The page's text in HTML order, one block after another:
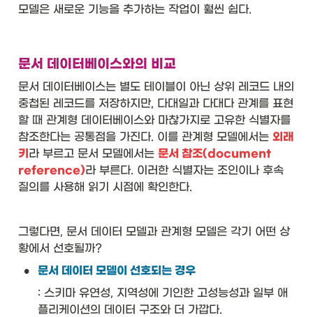
모델은 새로운 기능을 추가하는 작업이 훨씬 쉽다.
문서 데이터베이스와의 비교
문서 데이터베이스는 별도 테이블이 아닌 상위 레코드 내의
중첩된 레코드를 저장하지만, 다대일과 다대다 관계를 표현
할 때 관계형 데이터베이스와 마찮가지로 고유한 식별자를
참조한다는 공통점을 가진다. 이를 관계형 모델에서는 외래
키 라 부르고 문서 모델에서는 문서 참조(document
reference)라 부른다. 이러한 식별자는 조인이나 후속
질의를 사용해 읽기 시점에 확인한다.
그렇다면, 문서 데이터 모델과 관계형 모델은 각기 어떤 상
황에서 선호될까?
• 문서 데이터 모델이 선호되는 경우
: 스키마 유연성, 지역성에 기인한 고성능성과 일부 애
플리케이션의 데이터 구조와 더 가깝다.